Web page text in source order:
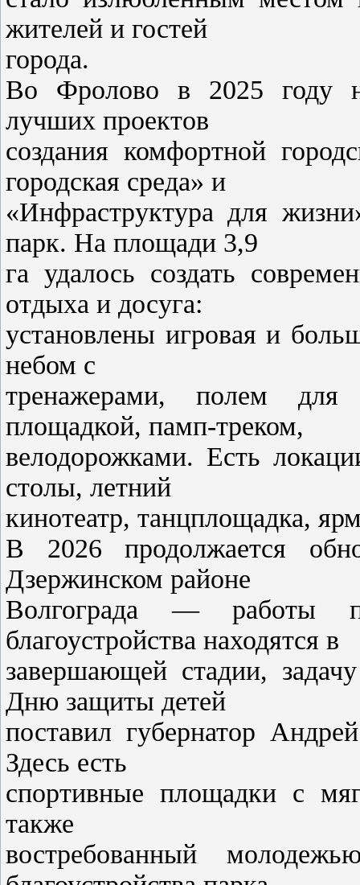
жителей и гостей
города.
Во Фролово в 2025 году
лучших проектов
создания комфортной
городская среда» и
«Инфраструктура для
парк. На площади 3,9
га удалось создать
отдыха и досуга:
установлены игровая и
небом с
тренажерами, полем для
площадкой, памп-треком,
велодорожками. Есть
столы, летний
кинотеатр, танцплощадка,
В 2026 продолжается
Дзержинском районе
Волгограда — работы
благоустройства находятся в
завершающей стадии,
Дню защиты детей
поставил губернатор
Здесь есть
спортивные площадки с
также
востребованный